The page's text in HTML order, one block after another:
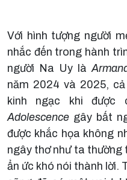
Với hình tượng người
nhắc đến trong hành
người Na Uy là
năm 2024 và 2025,
kinh ngạc khi được
Adolescence gây bất
được khắc họa không
ngây thơ như ta thường
ẩn ức khó nói thành lời.